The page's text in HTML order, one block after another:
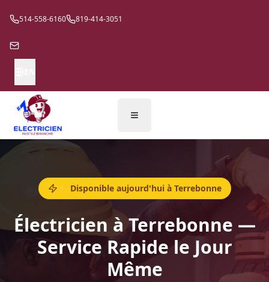
514-558-6160 819-414-3051
⚡ Disponible aujourd'hui à Terrebonne
Électricien à Terrebonne —
Service Rapide le Jour
Même